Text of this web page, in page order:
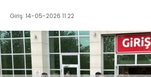
Giriş: 14-05-2026 11:22